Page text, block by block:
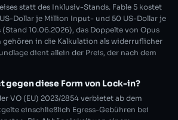
statt des Inklusiv-Stands. Fable 5 kostet
Dollar je Million Input- und 50 US-Dollar je
10.06.2026), das Doppelte von Opus
gehören in die Kalkulation als widerruflicher
dient allein der Preis, der nach dem
gegen diese Form von Lock-in?
VO (EU) 2023/2854 verbietet ab dem
einschließlich Egress-Gebühren bei